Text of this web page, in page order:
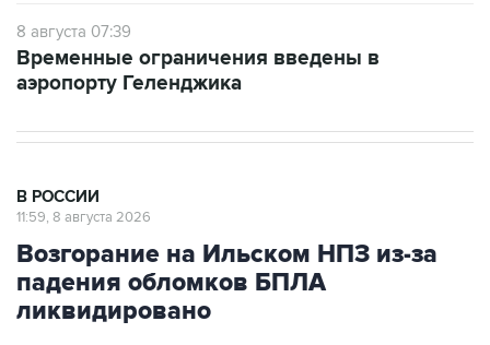
8 августа 07:39
Временные ограничения введены в
аэропорту Геленджика
В РОССИИ
11:59, 8 августа 2026
Возгорание на Ильском НПЗ из-за
падения обломков БПЛА
ликвидировано